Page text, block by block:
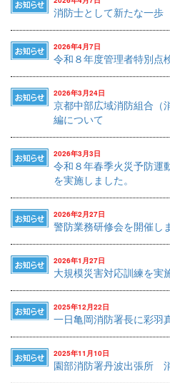
消防士として新たな一歩
2026年4月7日
令和８年度管理者特別点
2026年3月24日
京都中部広域消防組合（
編について
2026年3月3日
令和８年春季火災予防運
を実施しました。
2026年2月27日
警防業務研修会を開催し
2026年1月27日
大規模災害対応訓練を実
2025年12月22日
一日亀岡消防署長に彩羽
2025年11月10日
園部消防署丹波出張所